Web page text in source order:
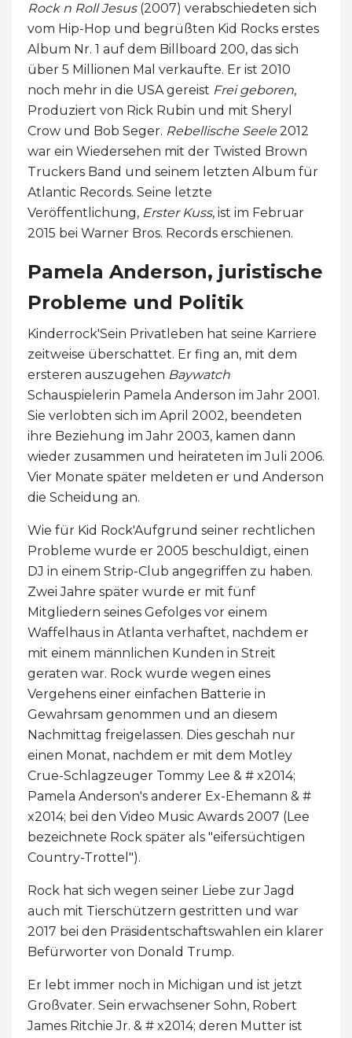
Rock n Roll Jesus(2007) verabschiedeten sich
vom Hip-Hop und begrüßten Kid Rocks erstes
Album Nr. 1 auf dem Billboard 200, das sich
über 5 Millionen Mal verkaufte. Er ist 2010
noch mehr in die USA gereist Frei geboren,
Produziert von Rick Rubin und mit Sheryl
Crow und Bob Seger. Rebellische Seele2012
war ein Wiedersehen mit der Twisted Brown
Truckers Band und seinem letzten Album für
Atlantic Records. Seine letzte
Veröffentlichung, Erster Kuss, ist im Februar
2015 bei Warner Bros. Records erschienen.
Pamela Anderson, juristische
Probleme und Politik
Kinderrock'Sein Privatleben hat seine Karriere
zeitweise überschattet. Er fing an, mit dem
ersteren auszugehen Baywatch
Schauspielerin Pamela Anderson im Jahr 2001.
Sie verlobten sich im April 2002, beendeten
ihre Beziehung im Jahr 2003, kamen dann
wieder zusammen und heirateten im Juli 2006.
Vier Monate später meldeten er und Anderson
die Scheidung an.
Wie für Kid Rock'Aufgrund seiner rechtlichen
Probleme wurde er 2005 beschuldigt, einen
DJ in einem Strip-Club angegriffen zu haben.
Zwei Jahre später wurde er mit fünf
Mitgliedern seines Gefolges vor einem
Waffelhaus in Atlanta verhaftet, nachdem er
mit einem männlichen Kunden in Streit
geraten war. Rock wurde wegen eines
Vergehens einer einfachen Batterie in
Gewahrsam genommen und an diesem
Nachmittag freigelassen. Dies geschah nur
einen Monat, nachdem er mit dem Motley
Crue-Schlagzeuger Tommy Lee & # x2014;
Pamela Anderson's anderer Ex-Ehemann & #
x2014; bei den Video Music Awards 2007 (Lee
bezeichnete Rock später als "eifersüchtigen
Country-Trottel").
Rock hat sich wegen seiner Liebe zur Jagd
auch mit Tierschützern gestritten und war
2017 bei den Präsidentschaftswahlen ein klarer
Befürworter von Donald Trump.
Er lebt immer noch in Michigan und ist jetzt
Großvater. Sein erwachsener Sohn, Robert
James Ritchie Jr. & # x2014; deren Mutter ist